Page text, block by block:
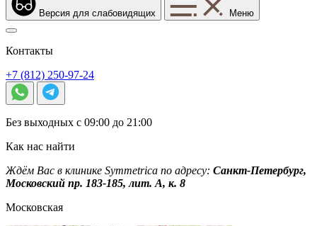
Версия для слабовидящих Меню
Контакты
+7 (812) 250-97-24
Без выходных с 09:00 до 21:00
Как нас найти
Ждём Вас в клинике Symmetrica по адресу: Санкт-Петербург,
Московский пр. 183-185, лит. А, к. 8
Московская